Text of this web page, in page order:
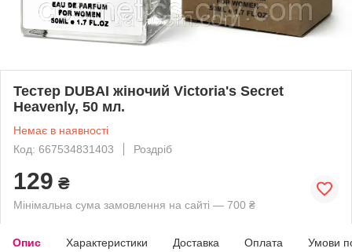
Тестер DUBAI жіночий Victoria's Secret
Heavenly, 50 мл.
Немає в наявності
Код: 667534831403
Роздріб
129 ₴
Мінімальна сума замовлення на сайті — 700 ₴
Опис Характеристики Доставка Оплата Умови